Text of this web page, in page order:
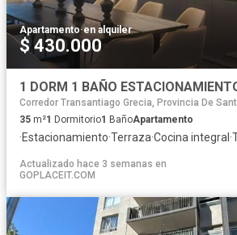
Apartamento·en alquiler
$ 430.000
1 DORM 1 BAÑO
Corredor Transantiago Grecia, Provincia De
35 m²1 Dormitorio1 BañoApartamento
·Estacionamiento·Terraza·Cocina integral·
Actualizado hace 3 semanas en
GOPLACEIT.COM